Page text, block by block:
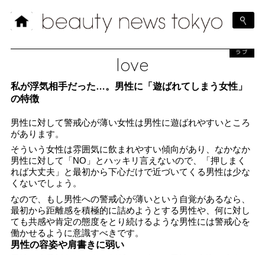
love
ラブ
私が浮気相手だった…。男性に「遊ばれてしまう女性」
の特徴
男性に対して警戒心が薄い女性は男性に遊ばれやすいところ
があります。
そういう女性は雰囲気に飲まれやすい傾向があり、なかなか
男性に対して「NO」とハッキリ言えないので、「押しまく
れば大丈夫」と最初から下心だけで近づいてくる男性は少な
くないでしょう。
なので、もし男性への警戒心が薄いという自覚があるなら、
最初から距離感を積極的に詰めようとする男性や、何に対し
ても共感や肯定の態度をとり続けるような男性には警戒心を
働かせるように意識すべきです。
男性の容姿や肩書きに弱い